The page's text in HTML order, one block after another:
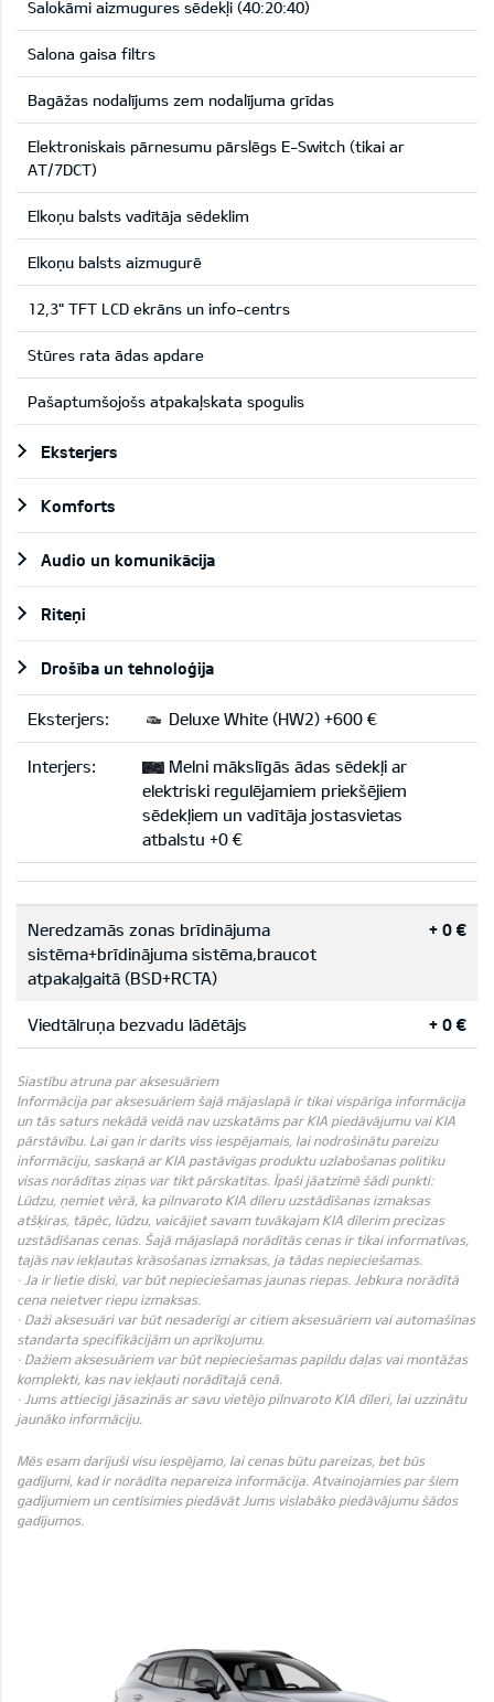
Salokāmi aizmugures sēdekļi (40:20:40)
Salona gaisa filtrs
Bagāžas nodalījums zem nodalījuma grīdas
Elektroniskais pārnesumu pārslēgs E-Switch (tikai ar
AT/7DCT)
Elkoņu balsts vadītāja sēdeklim
Elkoņu balsts aizmugurē
12,3" TFT LCD ekrāns un info-centrs
Stūres rata ādas apdare
Pašaptumšojošs atpakaļskata spogulis
Eksterjers
Komforts
Audio un komunikācija
Riteņi
Drošība un tehnoloģija
Eksterjers: Deluxe White (HW2) +600 €
Interjers:
Melni mākslīgās ādas sēdekļi ar
elektriski regulējamiem priekšējiem
sēdekļiem un vadītāja jostasvietas
atbalstu +0 €
Neredzamās zonas brīdinājuma
sistēma+brīdinājuma sistēma,braucot
atpakaļgaitā (BSD+RCTA)
+ 0 €
Viedtālruņa bezvadu lādētājs + 0 €
Siastību atruna par aksesuāriem
Informācija par aksesuāriem šajā mājaslapā ir tikai vispārīga informācija
un tās saturs nekādā veidā nav uzskatāms par KIA piedāvājumu vai KIA
pārstāvību. Lai gan ir darīts viss iespējamais, lai nodrošinātu pareizu
informāciju, saskaņā ar KIA pastāvīgas produktu uzlabošanas politiku
visas norādītas ziņas var tikt pārskatītas. Īpaši jāatzīmē šādi punkti:
Lūdzu, ņemiet vērā, ka pilnvaroto KIA dīleru uzstādīšanas izmaksas
atšķiras, tāpēc, lūdzu, vaicājiet savam tuvākajam KIA dīlerim precīzas
uzstādīšanas cenas. Šajā mājaslapā norādītās cenas ir tikai informatīvas,
tajās nav iekļautas krāsošanas izmaksas, ja tādas nepieciešamas.
· Ja ir lietie diski, var būt nepieciešamas jaunas riepas. Jebkura norādītā
cena neietver riepu izmaksas.
· Daži aksesuāri var būt nesaderīgi ar citiem aksesuāriem vai automašīnas
standarta specifikācijām un aprīkojumu.
· Dažiem aksesuāriem var būt nepieciešamas papildu daļas vai montāžas
komplekti, kas nav iekļauti norādītajā cenā.
· Jums attiecīgi jāsazinās ar savu vietējo pilnvaroto KIA dīleri, lai uzzinātu
jaunāko informāciju.
Mēs esam darījuši visu iespējamo, lai cenas būtu pareizas, bet būs
gadījumi, kad ir norādīta nepareiza informācija. Atvainojamies par šiem
gadījumiem un centīsimies piedāvāt Jums vislabāko piedāvājumu šādos
gadījumos.